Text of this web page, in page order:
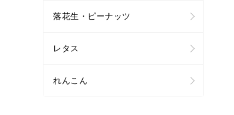
落花生・ピーナッツ
レタス
れんこん